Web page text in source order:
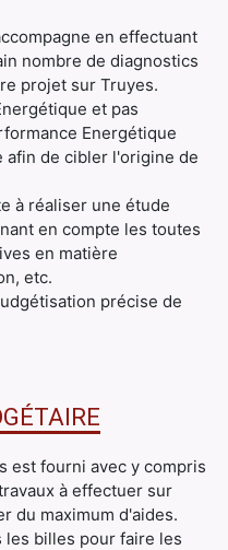
en effectuant
nombre de diagnostics
projet sur Truyes.
et pas
Energétique
afin de cibler l'origine de
à réaliser une étude
en compte les toutes
en matière
etc.
précise de
est fourni avec y compris
à effectuer sur
du maximum d'aides.
les billes pour faire les